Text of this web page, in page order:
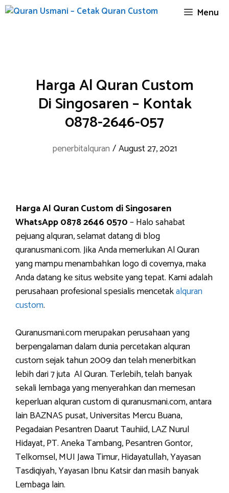
Skip
Menu
Harga Al Quran Custom
Di Singosaren – Kontak
0878-2646-057
penerbitalquran /August 27, 2021
Harga Al Quran Custom di Singosaren
WhatsApp 0878 2646 0570– Halo sahabat
pejuang alquran, selamat datang di blog
quranusmani.com. Jika Anda memerlukan Al Quran
yang mampu menambahkan logo di covernya, maka
Anda datang ke situs website yang tepat. Kami adalah
perusahaan profesional spesialis mencetakalquran
custom.
Quranusmani.com merupakan perusahaan yang
berpengalaman dalam dunia percetakan alquran
custom sejak tahun 2009 dan telah menerbitkan
lebih dari 7 juta Al Quran. Terlebih, telah banyak
sekali lembaga yang menyerahkan dan memesan
keperluan alquran custom di quranusmani.com, antara
lain BAZNAS pusat, Universitas Mercu Buana,
Pegadaian Pesantren Daarut Tauhiid, LAZ Nurul
Hidayat, PT. Aneka Tambang, Pesantren Gontor,
Telkomsel, MUI Jawa Timur, Hidayatullah, Yayasan
Tasdiqiyah, Yayasan Ibnu Katsir dan masih banyak
Lembaga lain.